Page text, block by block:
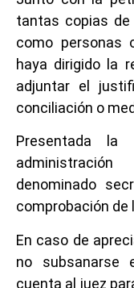
tantas copias
como personas
haya dirigido la
adjuntar el
conciliación o
Presentada
denominado
comprobación
En caso de
no subsanarse
cuenta al juez